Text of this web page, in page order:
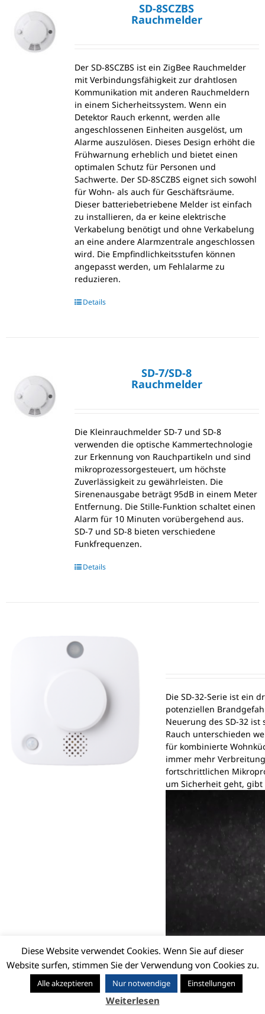
SD-8SCZBS
Rauchmelder
Der SD-8SCZBS ist ein ZigBee Rauchmelder
mit Verbindungsfähigkeit zur drahtlosen
Kommunikation mit anderen Rauchmeldern
in einem Sicherheitssystem. Wenn ein
Detektor Rauch erkennt, werden alle
angeschlossenen Einheiten ausgelöst, um
Alarme auszulösen. Dieses Design erhöht die
Frühwarnung erheblich und bietet einen
optimalen Schutz für Personen und
Sachwerte. Der SD-8SCZBS eignet sich sowohl
für Wohn- als auch für Geschäftsräume.
Dieser batteriebetriebene Melder ist einfach
zu installieren, da er keine elektrische
Verkabelung benötigt und ohne Verkabelung
an eine andere Alarmzentrale angeschlossen
wird. Die Empfindlichkeitsstufen können
angepasst werden, um Fehlalarme zu
reduzieren.
Details
SD-7/SD-8
Rauchmelder
Die Kleinrauchmelder SD-7 und SD-8
verwenden die optische Kammertechnologie
zur Erkennung von Rauchpartikeln und sind
mikroprozessorgesteuert, um höchste
Zuverlässigkeit zu gewährleisten. Die
Sirenenausgabe beträgt 95dB in einem Meter
Entfernung. Die Stille-Funktion schaltet einen
Alarm für 10 Minuten vorübergehend aus.
SD-7 und SD-8 bieten verschiedene
Funkfrequenzen.
Details
Die SD-32-Serie ist ein
potenziellen
Neuerung des SD-32
Rauch unterschieden
für kombinierte
immer mehr
fortschrittlichen
um Sicherheit geht, gibt
Diese Website verwendet Cookies. Wenn Sie auf dieser
Website surfen, stimmen Sie der Verwendung von Cookies zu.
Alle akzeptieren Nur notwendige Einstellungen
Weiterlesen